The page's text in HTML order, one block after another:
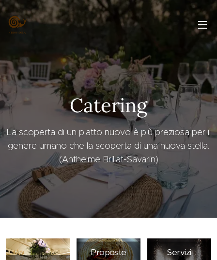
Catering
La scoperta di un piatto nuovo è più preziosa per il
genere umano che la scoperta di una nuova stella.
(Anthelme Brillat-Savarin)
Proposte
Servizi